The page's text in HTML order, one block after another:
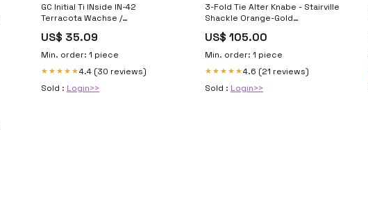
GC Initial Ti INside IN-42
Terracota Wachse /
US$ 35.09
Min. order: 1 piece
★★★★★4.4 (30 reviews)
Sold : Login>>
3-Fold Tie Alter Knabe - Stairville
Shackle Orange-Gold
US$ 105.00
Min. order: 1 piece
★★★★★4.6 (21 reviews)
Sold : Login>>